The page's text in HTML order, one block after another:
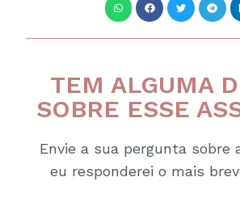
TEM ALGUMA
SOBRE ESSE
Envie a sua pergunta sobre
eu responderei o mais